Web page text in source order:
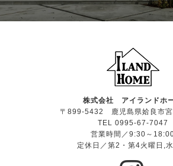
株式会社 アイランドホ
〒899-5432 鹿児島県姶良市
TEL 0995-67-7047
営業時間／9:30～
定休日／第2・第4火曜日,水